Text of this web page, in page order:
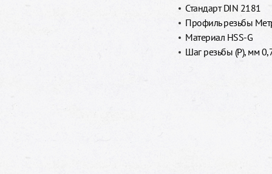
Стандарт DIN 2181
Профиль резьбы
Материал HSS-G
Шаг резьбы (P), мм